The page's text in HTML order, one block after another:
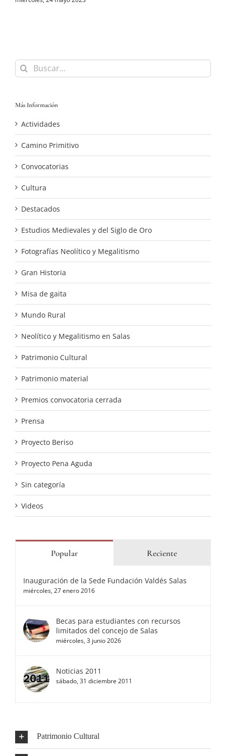
Buscar:
Más Información
Actividades
Camino Primitivo
Convocatorias
Cultura
Destacados
Estudios Medievales y del Siglo de Oro
Fotografías Neolítico y Megalitismo
Gran Historia
Misa de gaita
Mundo Rural
Neolítico y Megalitismo en Salas
Patrimonio Cultural
Patrimonio material
Premios convocatoria cerrada
Prensa
Proyecto Beriso
Proyecto Pena Aguda
Sin categoría
Videos
Popular Reciente
Inauguración de la Sede Fundación Valdés Salas
miércoles, 27 enero 2016
Becas para estudiantes con recursos
limitados del concejo de Salas
miércoles, 3 junio 2026
Noticias 2011
sábado, 31 diciembre 2011
Patrimonio Cultural